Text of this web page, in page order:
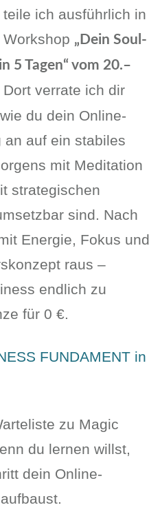
ich ausführlich in
„Dein Soul-
5 Tagen“ vom 20.–
Dort verrate ich dir
du dein Online-
an auf ein stabiles
mit Meditation
strategischen
sind. Nach
Energie, Fokus und
raus –
endlich zu
für 0 €.
FUNDAMENT in
zu Magic
du lernen willst,
dein Online-